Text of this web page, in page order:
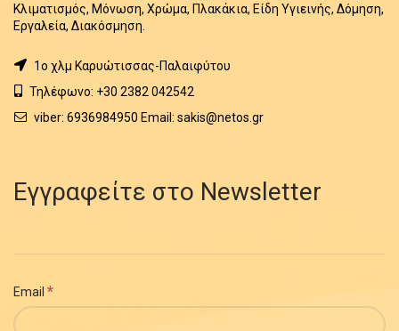
Κλιματισμός, Μόνωση, Χρώμα, Πλακάκια, Είδη Υγιεινής, Δόμηση,
Εργαλεία, Διακόσμηση.
1o χλμ Καρυώτισσας-Παλαιφύτου
Τηλέφωνο: +30 2382 042542
viber: 6936984950 Email: sakis@netos.gr
Εγγραφείτε στο Newsletter
Email *